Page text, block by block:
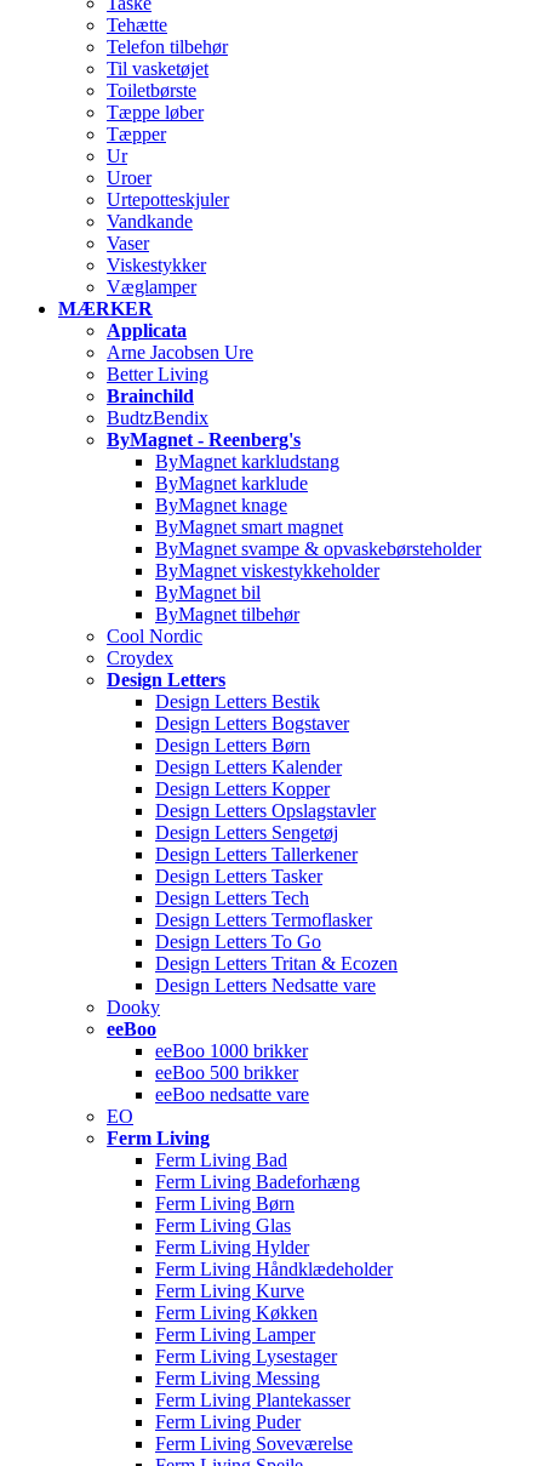
Tehætte
Telefon tilbehør
Til vasketøjet
Toiletbørste
Tæppe løber
Tæpper
Ur
Uroer
Urtepotteskjuler
Vandkande
Vaser
Viskestykker
Væglamper
MÆRKER
Applicata
Arne Jacobsen Ure
Better Living
Brainchild
BudtzBendix
ByMagnet - Reenberg's
ByMagnet karkludstang
ByMagnet karklude
ByMagnet knage
ByMagnet smart magnet
ByMagnet svampe & opvaskebørsteholder
ByMagnet viskestykkeholder
ByMagnet bil
ByMagnet tilbehør
Cool Nordic
Croydex
Design Letters
Design Letters Bestik
Design Letters Bogstaver
Design Letters Børn
Design Letters Kalender
Design Letters Kopper
Design Letters Opslagstavler
Design Letters Sengetøj
Design Letters Tallerkener
Design Letters Tasker
Design Letters Tech
Design Letters Termoflasker
Design Letters To Go
Design Letters Tritan & Ecozen
Design Letters Nedsatte vare
Dooky
eeBoo
eeBoo 1000 brikker
eeBoo 500 brikker
eeBoo nedsatte vare
EO
Ferm Living
Ferm Living Bad
Ferm Living Badeforhæng
Ferm Living Børn
Ferm Living Glas
Ferm Living Hylder
Ferm Living Håndklædeholder
Ferm Living Kurve
Ferm Living Køkken
Ferm Living Lamper
Ferm Living Lysestager
Ferm Living Messing
Ferm Living Plantekasser
Ferm Living Puder
Ferm Living Soveværelse